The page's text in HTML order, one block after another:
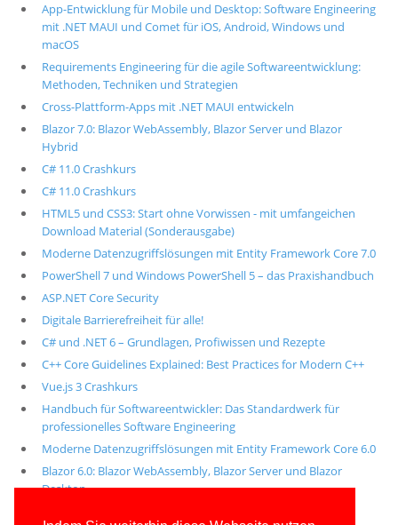
App-Entwicklung für Mobile und Desktop: Software Engineering
mit .NET MAUI und Comet für iOS, Android, Windows und
macOS
Requirements Engineering für die agile Softwareentwicklung:
Methoden, Techniken und Strategien
Cross-Plattform-Apps mit .NET MAUI entwickeln
Blazor 7.0: Blazor WebAssembly, Blazor Server und Blazor
Hybrid
C# 11.0 Crashkurs
C# 11.0 Crashkurs
HTML5 und CSS3: Start ohne Vorwissen - mit umfangeichen
Download Material (Sonderausgabe)
Moderne Datenzugriffslösungen mit Entity Framework Core 7.0
PowerShell 7 und Windows PowerShell 5 – das Praxishandbuch
ASP.NET Core Security
Digitale Barrierefreiheit für alle!
C# und .NET 6 – Grundlagen, Profiwissen und Rezepte
C++ Core Guidelines Explained: Best Practices for Modern C++
Vue.js 3 Crashkurs
Handbuch für Softwareentwickler: Das Standardwerk für
professionelles Software Engineering
Moderne Datenzugriffslösungen mit Entity Framework Core 6.0
Blazor 6.0: Blazor WebAssembly, Blazor Server und Blazor
Desktop